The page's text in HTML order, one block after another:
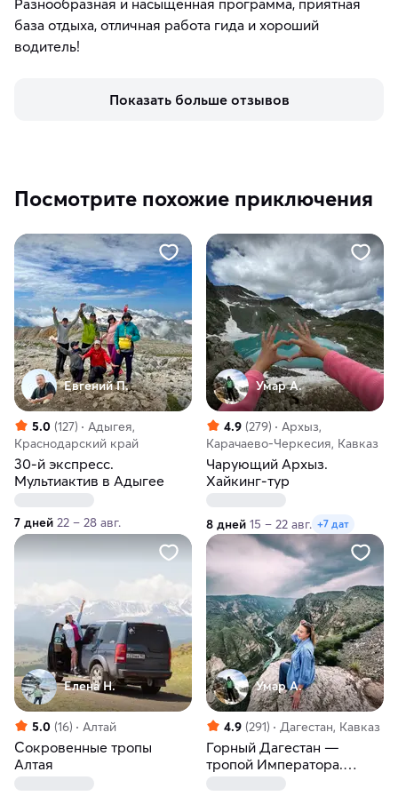
база отдыха, отличная работа гида и хороший
водитель!
Показать больше отзывов
Посмотрите похожие приключения
Евгений П.
5.0 (127)
Адыгея,
Краснодарский край
30-й экспресс.
Мультиактив в Адыгее
7 дней 22 – 28 авг.
Умар А.
4.9 (279)
Архыз,
Карачаево-Черкесия, Кавказ
Чарующий Архыз.
Хайкинг-тур
8 дней 15 – 22 авг. +7 дат
Елена Н.
5.0 (16) Алтай
Сокровенные тропы
Алтая
Умар А.
4.9 (291) Дагестан, Кавказ
Горный Дагестан —
тропой Императора.